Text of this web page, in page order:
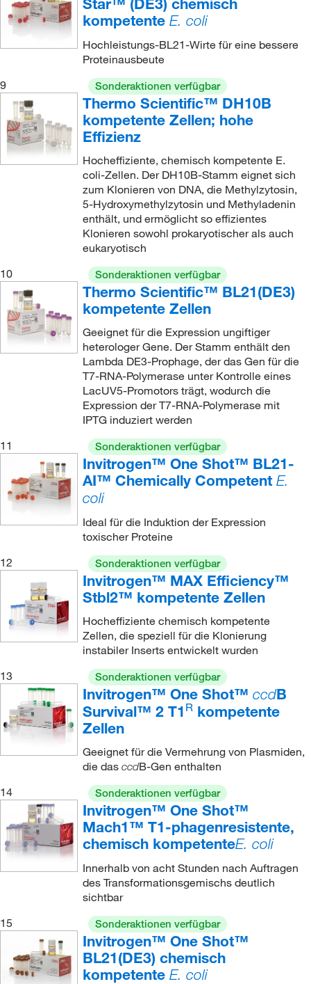
kompetente E. coli
Hochleistungs-BL21-Wirte für eine bessere
Proteinausbeute
9
Sonderaktionen verfügbar
Thermo Scientific™ DH10B
kompetente Zellen; hohe
Effizienz
Hocheffiziente, chemisch kompetente E.
coli-Zellen. Der DH10B-Stamm eignet sich
zum Klonieren von DNA, die Methylzytosin,
5-Hydroxymethylzytosin und Methyladenin
enthält, und ermöglicht so effizientes
Klonieren sowohl prokaryotischer als auch
eukaryotisch
10
Sonderaktionen verfügbar
Thermo Scientific™ BL21(DE3)
kompetente Zellen
Geeignet für die Expression ungiftiger
heterologer Gene. Der Stamm enthält den
Lambda DE3-Prophage, der das Gen für die
T7-RNA-Polymerase unter Kontrolle eines
LacUV5-Promotors trägt, wodurch die
Expression der T7-RNA-Polymerase mit
IPTG induziert werden
11
Sonderaktionen verfügbar
Invitrogen™ One Shot™ BL21-
AI™ Chemically Competent E.
coli
Ideal für die Induktion der Expression
toxischer Proteine
12
Sonderaktionen verfügbar
Invitrogen™ MAX Efficiency™
Stbl2™ kompetente Zellen
Hocheffiziente chemisch kompetente
Zellen, die speziell für die Klonierung
instabiler Inserts entwickelt wurden
13
Sonderaktionen verfügbar
Invitrogen™ One Shot™ ccdB
Survival™ 2 T1 Rkompetente
Zellen
Geeignet für die Vermehrung von Plasmiden,
die das ccdB-Gen enthalten
14
Sonderaktionen verfügbar
Invitrogen™ One Shot™
Mach1™ T1-phagenresistente,
chemisch kompetenteE. coli
Innerhalb von acht Stunden nach Auftragen
des Transformationsgemischs deutlich
sichtbar
15
Sonderaktionen verfügbar
Invitrogen™ One Shot™
BL21(DE3) chemisch
kompetente E. coli